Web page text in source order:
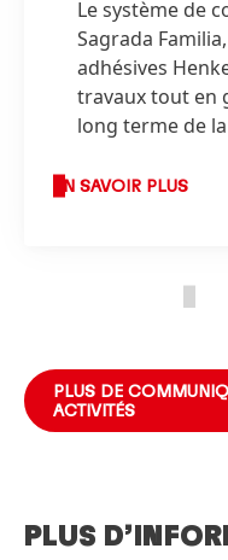
Le système de
Sagrada
adhésives
travaux tout en
long terme de
EN SAVOIR PLUS
PLUS DE
ACTIVITÉS
PLUS